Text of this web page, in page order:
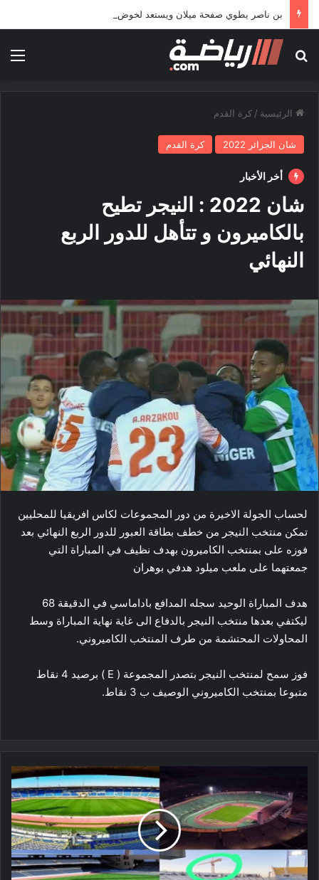
بحث عن
الرئيسية / كرة القدم
شان الجزائر 2022 كرة القدم
أخر الأخبار
شان 2022 : النيجر تطيح
بالكاميرون و تتأهل للدور الربع
النهائي
لحساب الجولة الاخيرة من دور المجموعات لكاس افريقيا للمحليين
تمكن منتخب النيجر من خطف بطاقة العبور للدور الربع النهائي بعد
فوزه على بمنتخب الكاميرون بهدف نظيف في المباراة التي
جمعتهما على ملعب ميلود هدفي بوهران
هدف المباراة الوحيد سجله المدافع باداماسي في الدقيقة 68
ليكتفي بعدها منتخب النيجر بالدفاع الى غاية نهاية المباراة وسط
المحاولات المحتشمة من طرف المنتخب الكاميروني.
فوز سمح لمنتخب النيجر بتصدر المجموعة ( E ) برصيد 4 نقاط
متبوعا بمنتخب الكاميروني الوصيف ب 3 نقاط.
بقلق
شديد
و
الأندية
المشاركة
في